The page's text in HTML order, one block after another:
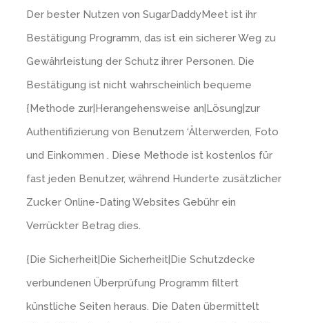
Der bester Nutzen von SugarDaddyMeet ist ihr
Bestätigung Programm, das ist ein sicherer Weg zu
Gewährleistung der Schutz ihrer Personen. Die
Bestätigung ist nicht wahrscheinlich bequeme
{Methode zur|Herangehensweise an|Lösung|zur
Authentifizierung von Benutzern ‘Älterwerden, Foto
und Einkommen . Diese Methode ist kostenlos für
fast jeden Benutzer, während Hunderte zusätzlicher
Zucker Online-Dating Websites Gebühr ein
Verrückter Betrag dies.
{Die Sicherheit|Die Sicherheit|Die Schutzdecke
verbundenen Überprüfung Programm filtert
künstliche Seiten heraus. Die Daten übermittelt